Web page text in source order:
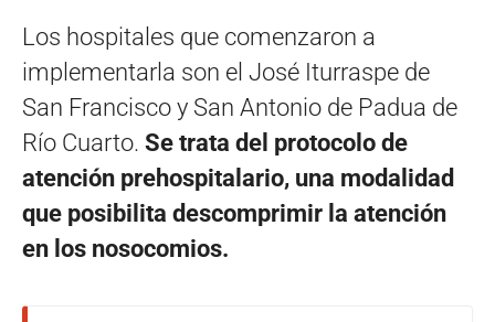
Los hospitales que comenzaron a
implementarla son el José Iturraspe de
San Francisco y San Antonio de Padua de
Río Cuarto. Se trata del protocolo de
atención prehospitalario, una modalidad
que posibilita descomprimir la atención
en los nosocomios.